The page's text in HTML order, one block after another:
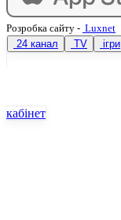
Розробка сайту - Luxnet
24 канал
TV ігри
кабінет